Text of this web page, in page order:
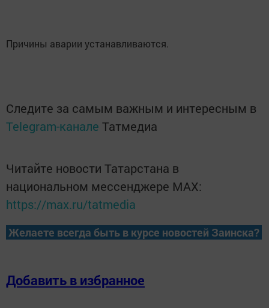
Причины аварии устанавливаются.
Следите за самым важным и интересным в
Telegram-канале Татмедиа
Читайте новости Татарстана в
национальном мессенджере MАХ:
https://max.ru/tatmedia
Желаете всегда быть в курсе новостей Заинска?
Добавить в избранное